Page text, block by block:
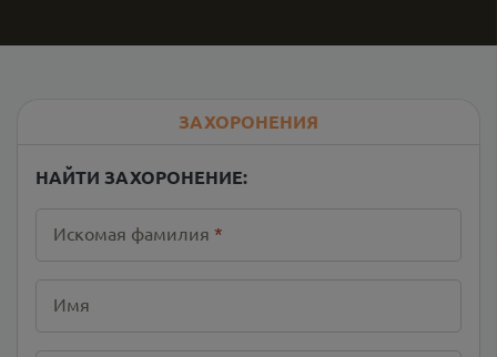
ЗАХОРОНЕНИЯ
НАЙТИ ЗАХОРОНЕНИЕ:
Искомая фамилия *
Имя